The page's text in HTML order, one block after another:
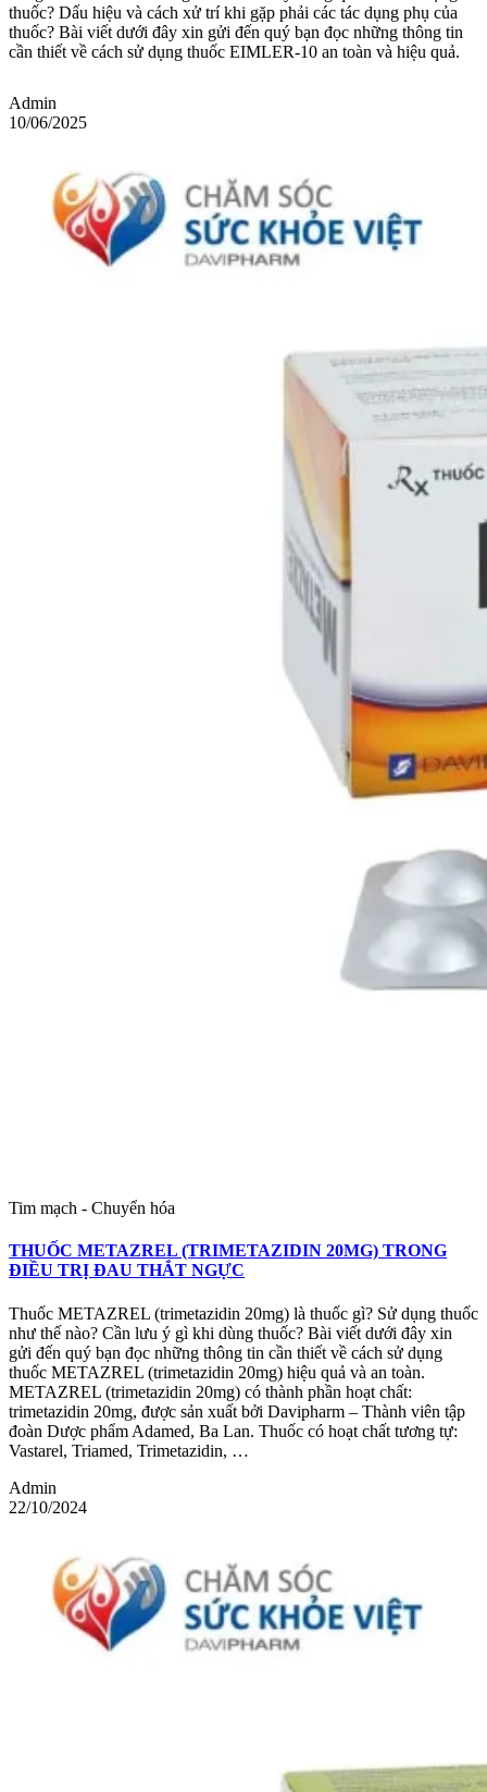
thuốc? Dấu hiệu và cách xử trí khi gặp phải các tác dụng phụ của
thuốc? Bài viết dưới đây xin gửi đến quý bạn đọc những thông tin
cần thiết về cách sử dụng thuốc EIMLER-10 an toàn và hiệu quả.
Admin
10/06/2025
Tim mạch - Chuyển hóa
THUỐC METAZREL (TRIMETAZIDIN 20MG) TRONG
ĐIỀU TRỊ ĐAU THẮT NGỰC
Thuốc METAZREL (trimetazidin 20mg) là thuốc gì? Sử dụng thuốc
như thế nào? Cần lưu ý gì khi dùng thuốc? Bài viết dưới đây xin
gửi đến quý bạn đọc những thông tin cần thiết về cách sử dụng
thuốc METAZREL (trimetazidin 20mg) hiệu quả và an toàn.
METAZREL (trimetazidin 20mg) có thành phần hoạt chất:
trimetazidin 20mg, được sản xuất bởi Davipharm – Thành viên tập
đoàn Dược phẩm Adamed, Ba Lan. Thuốc có hoạt chất tương tự:
Vastarel, Triamed, Trimetazidin, …
Admin
22/10/2024